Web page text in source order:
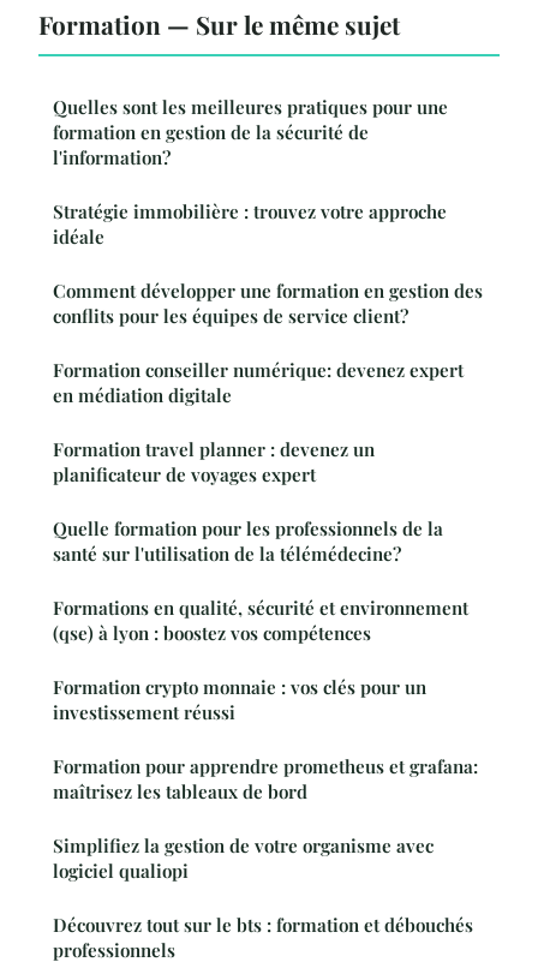
Formation — Sur le même sujet
Quelles sont les meilleures pratiques pour une
formation en gestion de la sécurité de
l'information?
Stratégie immobilière : trouvez votre approche
idéale
Comment développer une formation en gestion des
conflits pour les équipes de service client?
Formation conseiller numérique: devenez expert
en médiation digitale
Formation travel planner : devenez un
planificateur de voyages expert
Quelle formation pour les professionnels de la
santé sur l'utilisation de la télémédecine?
Formations en qualité, sécurité et environnement
(qse) à lyon : boostez vos compétences
Formation crypto monnaie : vos clés pour un
investissement réussi
Formation pour apprendre prometheus et grafana:
maîtrisez les tableaux de bord
Simplifiez la gestion de votre organisme avec
logiciel qualiopi
Découvrez tout sur le bts : formation et débouchés
professionnels